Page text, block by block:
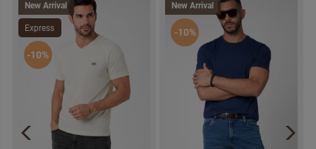
New Arrival
Express
-10%
New Arrival
-10%